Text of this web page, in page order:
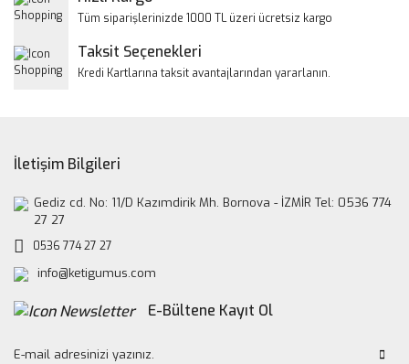
Bu ürüne benzer farklı alternatifler olmalı.
Tüm siparişlerinizde 1000 TL üzeri ücretsiz kargo
Taksit Seçenekleri
Kredi Kartlarına taksit avantajlarından yararlanın.
İletişim Bilgileri
Gediz cd. No: 11/D Kazımdirik Mh. Bornova - İZMİR Tel: 0536 774
27 27
0536 774 27 27
info@ketigumus.com
E-Bültene Kayıt Ol